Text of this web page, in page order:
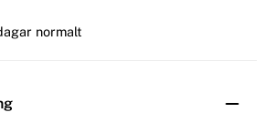
normalt